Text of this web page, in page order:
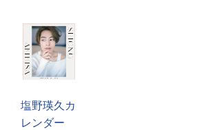
塩野瑛久カ
レンダー